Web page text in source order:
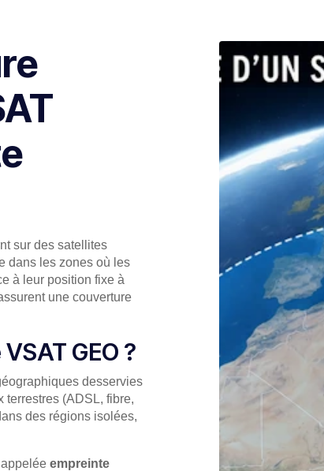
sur des satellites
dans les zones où les
à leur position fixe à
une couverture
GEO ?
desservies
terrestres (ADSL, fibre,
des régions isolées,
empreinte